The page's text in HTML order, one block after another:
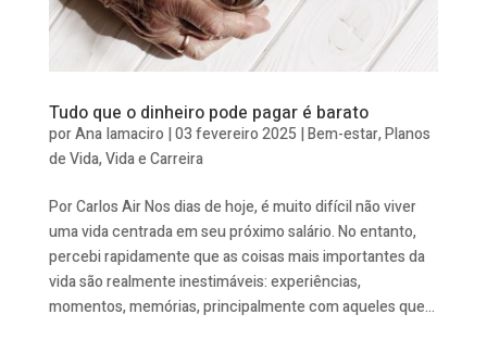
Tudo que o dinheiro pode pagar é barato
porAna Iamaciro |03 fevereiro 2025 |Bem-estar,Planos
de Vida,Vida e Carreira
Por Carlos Air Nos dias de hoje, é muito difícil não viver
uma vida centrada em seu próximo salário. No entanto,
percebi rapidamente que as coisas mais importantes da
vida são realmente inestimáveis: experiências,
momentos, memórias, principalmente com aqueles que...